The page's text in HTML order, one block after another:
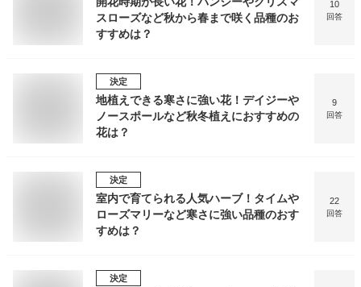
スローズなど秋から春まで咲く品種のお
すすめは？
10
回答
決定
地植えできる寒さに強い花！デイジーや
ノースポールなど秋冬植えにおすすめの
花は？
9
回答
決定
室内で育てられる人気ハーブ！タイムや
ローズマリーなど寒さに強い品種のおす
すめは？
22
回答
決定